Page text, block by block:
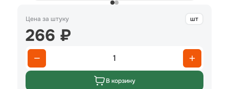
Цена за штуку шт
266 ₽
1
В корзину